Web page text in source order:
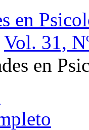
en
Vol. 31,
en